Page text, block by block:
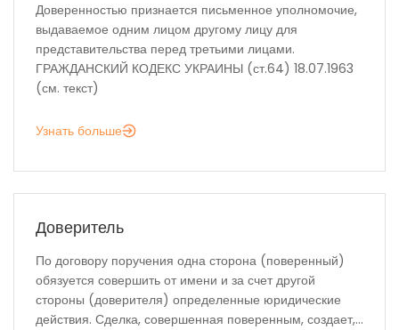
Доверенностью признается письменное уполномочие,
выдаваемое одним лицом другому лицу для
представительства перед третьими лицами.
ГРАЖДАНСКИЙ КОДЕКС УКРАИНЫ (ст.64) 18.07.1963
(см. текст)
Узнать больше
Доверитель
По договору поручения одна сторона (поверенный)
обязуется совершить от имени и за счет другой
стороны (доверителя) определенные юридические
действия. Сделка, совершенная поверенным, создает,...